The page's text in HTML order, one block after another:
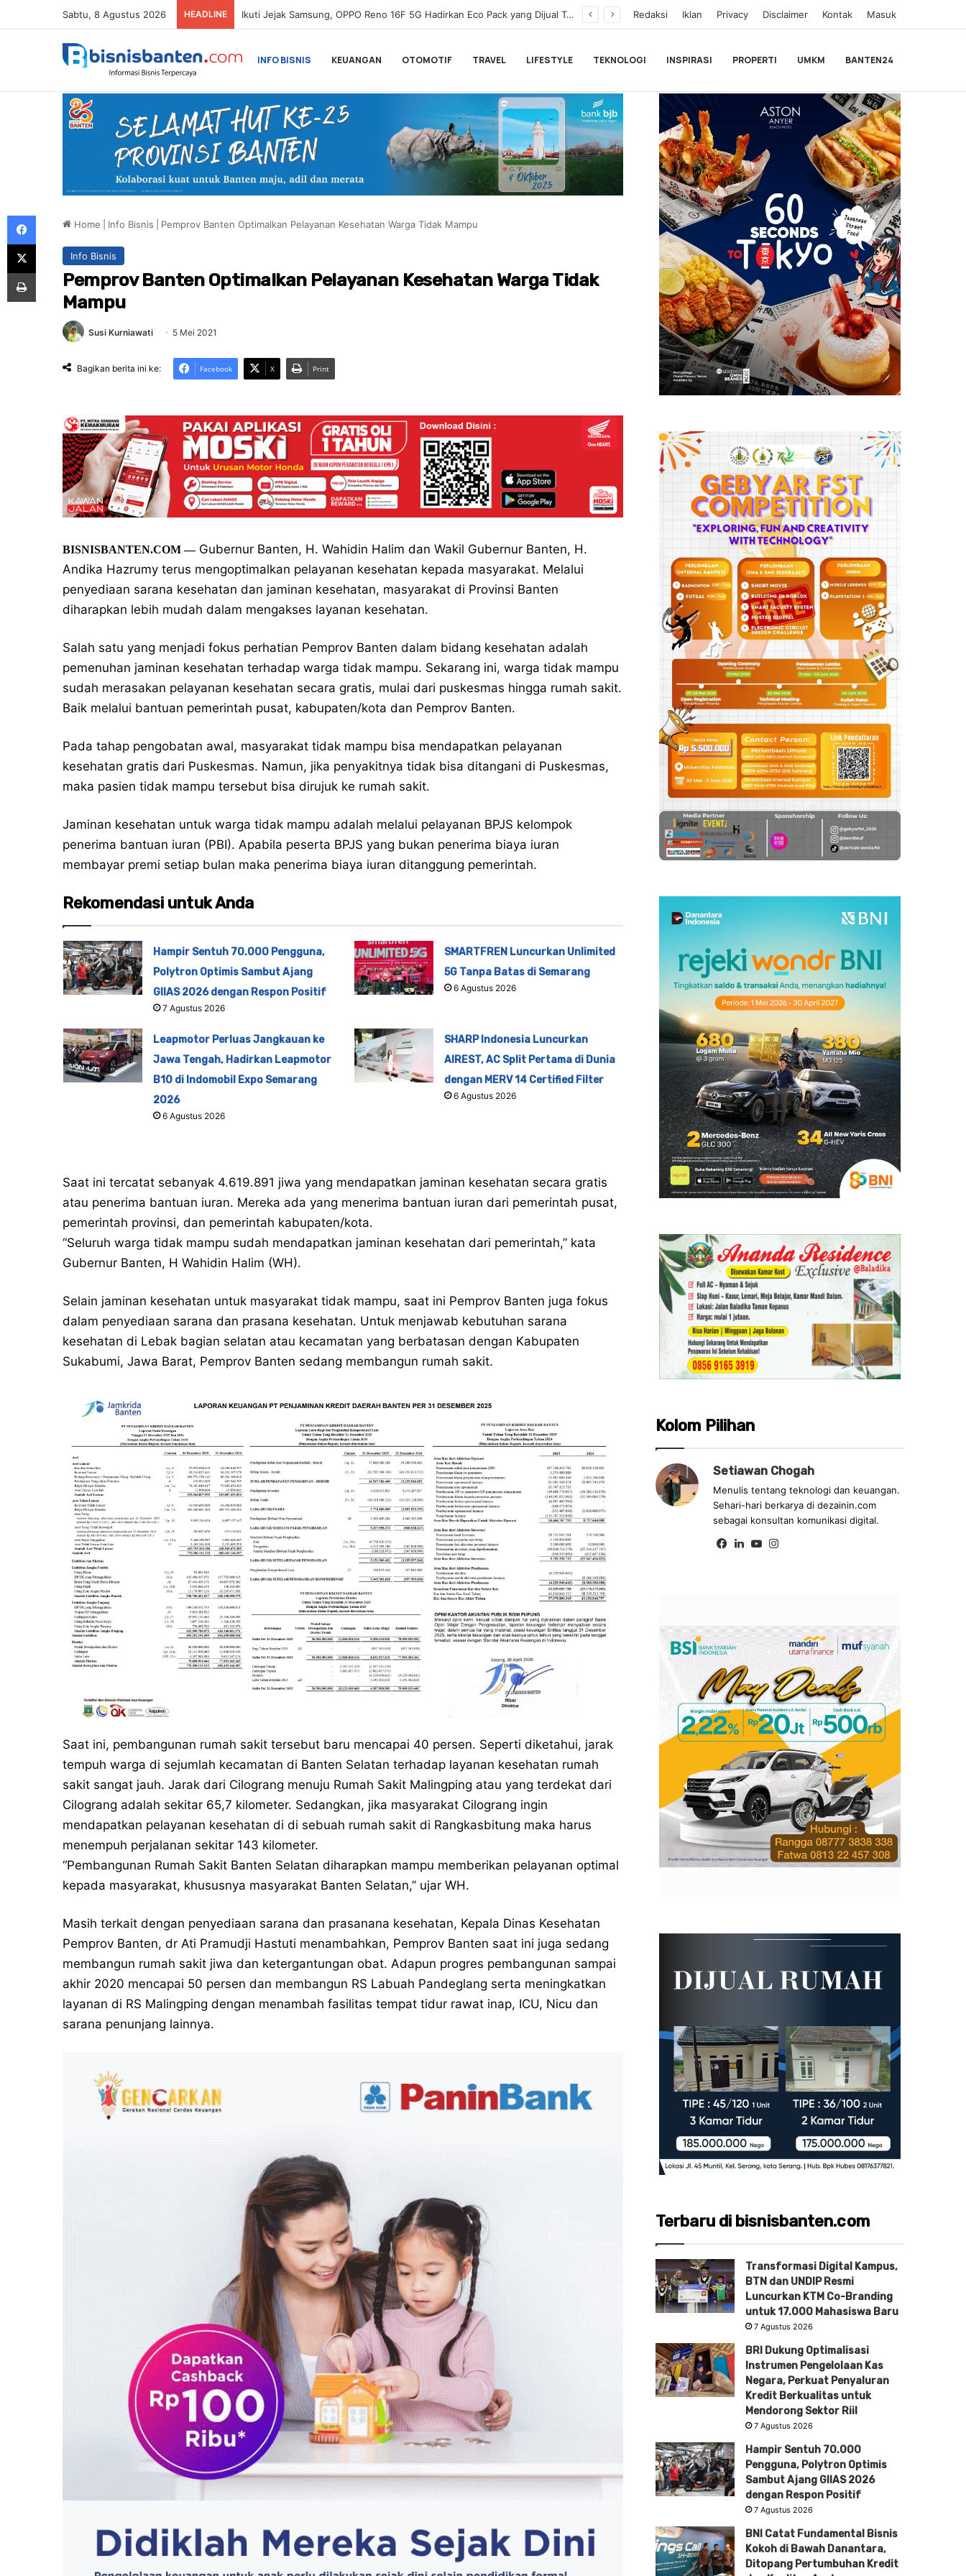
Sabtu, 8 Agustus 2026 HEADLINE Wamenkeu Juda Agung Optimis Ekonomi Tumbuh Kuat dan Fiskal Tetap Terjaga di Tengah Ketidakpastian Global Redaksi Iklan Privacy Disclaimer Kontak Masuk
INFO BISNIS KEUANGAN OTOMOTIF TRAVEL LIFESTYLE TEKNOLOGI INSPIRASI PROPERTI UMKM BANTEN24
Home Info Bisnis Pemprov Banten Optimalkan Pelayanan Kesehatan Warga Tidak Mampu
Info Bisnis
Pemprov Banten Optimalkan Pelayanan Kesehatan Warga Tidak
Mampu
Susi Kurniawati 5 Mei 2021
Bagikan berita ini ke: Facebook X Print
BISNISBANTEN.COM —Gubernur Banten, H. Wahidin Halim dan Wakil Gubernur Banten, H.
Andika Hazrumy terus mengoptimalkan pelayanan kesehatan kepada masyarakat. Melalui
penyediaan sarana kesehatan dan jaminan kesehatan, masyarakat di Provinsi Banten
diharapkan lebih mudah dalam mengakses layanan kesehatan.
Salah satu yang menjadi fokus perhatian Pemprov Banten dalam bidang kesehatan adalah
pemenuhan jaminan kesehatan terhadap warga tidak mampu. Sekarang ini, warga tidak mampu
sudah merasakan pelayanan kesehatan secara gratis, mulai dari puskesmas hingga rumah sakit.
Baik melalui bantuan pemerintah pusat, kabupaten/kota dan Pemprov Banten.
Pada tahap pengobatan awal, masyarakat tidak mampu bisa mendapatkan pelayanan
kesehatan gratis dari Puskesmas. Namun, jika penyakitnya tidak bisa ditangani di Puskesmas,
maka pasien tidak mampu tersebut bisa dirujuk ke rumah sakit.
Jaminan kesehatan untuk warga tidak mampu adalah melalui pelayanan BPJS kelompok
penerima bantuan iuran (PBI). Apabila peserta BPJS yang bukan penerima biaya iuran
membayar premi setiap bulan maka penerima biaya iuran ditanggung pemerintah.
Rekomendasi untuk Anda
Hampir Sentuh 70.000 Pengguna,
Polytron Optimis Sambut Ajang
GIIAS 2026 dengan Respon Positif
7 Agustus 2026
SMARTFREN Luncurkan Unlimited
5G Tanpa Batas di Semarang
6 Agustus 2026
Leapmotor Perluas Jangkauan ke
Jawa Tengah, Hadirkan Leapmotor
B10 di Indomobil Expo Semarang
2026
6 Agustus 2026
SHARP Indonesia Luncurkan
AIREST, AC Split Pertama di Dunia
dengan MERV 14 Certified Filter
6 Agustus 2026
Saat ini tercatat sebanyak 4.619.891 jiwa yang mendapatkan jaminan kesehatan secara gratis
atau penerima bantuan iuran. Mereka ada yang menerima bantuan iuran dari pemerintah pusat,
pemerintah provinsi, dan pemerintah kabupaten/kota.
“Seluruh warga tidak mampu sudah mendapatkan jaminan kesehatan dari pemerintah,” kata
Gubernur Banten, H Wahidin Halim (WH).
Selain jaminan kesehatan untuk masyarakat tidak mampu, saat ini Pemprov Banten juga fokus
dalam penyediaan sarana dan prasana kesehatan. Untuk menjawab kebutuhan sarana
kesehatan di Lebak bagian selatan atau kecamatan yang berbatasan dengan Kabupaten
Sukabumi, Jawa Barat, Pemprov Banten sedang membangun rumah sakit.
Saat ini, pembangunan rumah sakit tersebut baru mencapai 40 persen. Seperti diketahui, jarak
tempuh warga di sejumlah kecamatan di Banten Selatan terhadap layanan kesehatan rumah
sakit sangat jauh. Jarak dari Cilograng menuju Rumah Sakit Malingping atau yang terdekat dari
Cilograng adalah sekitar 65,7 kilometer. Sedangkan, jika masyarakat Cilograng ingin
mendapatkan pelayanan kesehatan di di sebuah rumah sakit di Rangkasbitung maka harus
menempuh perjalanan sekitar 143 kilometer.
“Pembangunan Rumah Sakit Banten Selatan diharapkan mampu memberikan pelayanan optimal
kepada masyarakat, khususnya masyarakat Banten Selatan,” ujar WH.
Masih terkait dengan penyediaan sarana dan prasanana kesehatan, Kepala Dinas Kesehatan
Pemprov Banten, dr Ati Pramudji Hastuti menambahkan, Pemprov Banten saat ini juga sedang
membangun rumah sakit jiwa dan ketergantungan obat. Adapun progres pembangunan sampai
akhir 2020 mencapai 50 persen dan membangun RS Labuah Pandeglang serta meningkatkan
layanan di RS Malingping dengan menambah fasilitas tempat tidur rawat inap, ICU, Nicu dan
sarana penunjang lainnya.
Kolom Pilihan
Setiawan Chogah
Menulis tentang teknologi dan keuangan.
Sehari-hari berkarya di dezainin.com
sebagai konsultan komunikasi digital.
Fa Lin Yo
Terbaru di bisnisbanten.com
Transformasi Digital Kampus,
BTN dan UNDIP Resmi
Luncurkan KTM Co-Branding
untuk 17.000 Mahasiswa Baru
7 Agustus 2026
BRI Dukung Optimalisasi
Instrumen Pengelolaan Kas
Negara, Perkuat Penyaluran
Kredit Berkualitas untuk
Mendorong Sektor Riil
7 Agustus 2026
Hampir Sentuh 70.000
Pengguna, Polytron Optimis
Sambut Ajang GIIAS 2026
dengan Respon Positif
7 Agustus 2026
BNI Catat Fundamental Bisnis
Kokoh di Bawah Danantara,
Ditopang Pertumbuhan Kredit